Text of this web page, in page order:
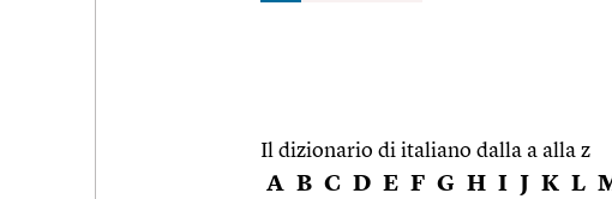
Il dizionario di italiano dalla a alla z
A B C D E F G H I J K L